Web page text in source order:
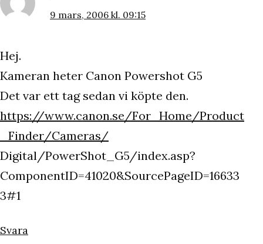
9 mars, 2006 kl. 09:15
Hej.
Kameran heter Canon Powershot G5
Det var ett tag sedan vi köpte den.
https://www.canon.se/For_Home/Product
_Finder/Cameras/
Digital/PowerShot_G5/index.asp?
ComponentID=41020&SourcePageID=16633
3#1
Svara